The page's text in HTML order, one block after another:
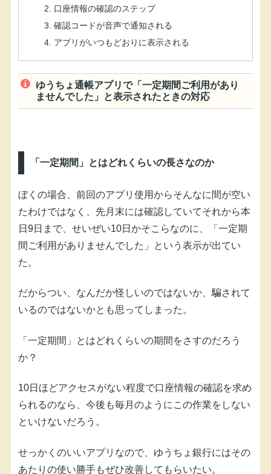
口座情報の確認のステップ
確認コードが音声で通知される
アプリがいつもどおりに表示される
ゆうちょ通帳アプリで「一定期間ご利用があり
ませんでした」と表示されたときの対応
「一定期間」とはどれくらいの長さなのか
ぼくの場合、前回のアプリ使用からそんなに間が空い
たわけではなく、先月末には確認していてそれから本
日9日まで、せいぜい10日かそこらなのに、「一定期
間ご利用がありませんでした」という表示が出てい
た。
だからつい、なんだか怪しいのではないか、騙されて
いるのではないかとも思ってしまった。
「一定期間」とはどれくらいの期間をさすのだろう
か？
10日ほどアクセスがない程度で口座情報の確認を求め
られるのなら、今後も毎月のようにこの作業をしない
といけないだろう。
せっかくのいいアプリなので、ゆうちょ銀行にはその
あたりの使い勝手もぜひ改善してもらいたい。